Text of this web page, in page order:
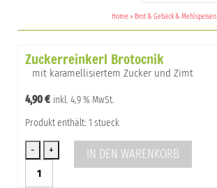
Home » Brot & Gebäck & Mehlspeisen
Zuckerreinkerl Brotocnik
mit karamellisiertem Zucker und Zimt
4,90€ inkl. 4,9 % MwSt.
Produkt enthält: 1 stueck
Zuckerreinkerl
Brotocnik
IN DEN WARENKORB